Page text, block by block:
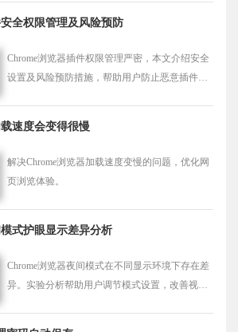
全权限管理及风险预防
Chrome浏览器插件权限管理严密，本文介绍安全
设置及风险预防措施，帮助用户防止恶意插件侵
速度会变得很慢
解决Chrome浏览器加载速度变慢的问题，优化网
页浏览体验。
式护眼显示差异分析
Chrome浏览器夜间模式在不同显示环境下存在差
异。实验分析帮助用户调节模式设置，改善视觉